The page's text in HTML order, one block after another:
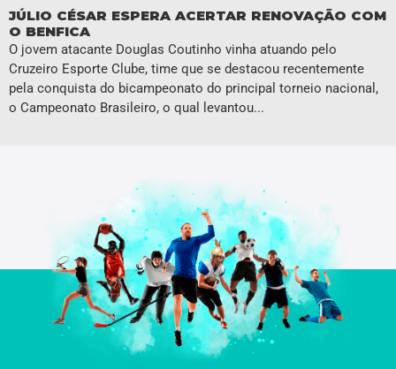
JÚLIO CÉSAR ESPERA ACERTAR RENOVAÇÃO COM
O BENFICA
O jovem atacante Douglas Coutinho vinha atuando pelo
Cruzeiro Esporte Clube, time que se destacou recentemente
pela conquista do bicampeonato do principal torneio nacional,
o Campeonato Brasileiro, o qual levantou...